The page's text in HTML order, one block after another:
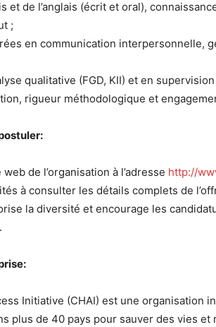
et de l’anglais (écrit et oral),
;
en communication interpersonnelle,
qualitative (FGD, KII) et en
rigueur méthodologique et
de l’organisation à l’adresse http://
à consulter les détails complets de
la diversité et encourage les
Initiative (CHAI) est une organisation
plus de 40 pays pour sauver des vies et